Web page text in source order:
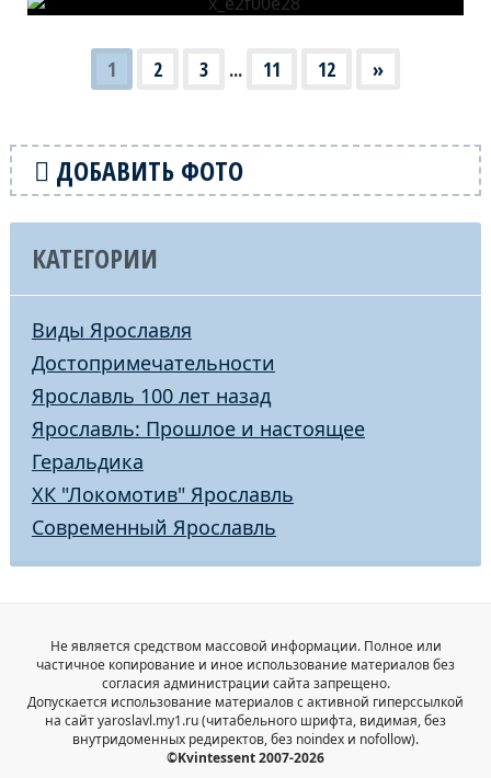
1 2 3 ... 11 12 »
ДОБАВИТЬ ФОТО
КАТЕГОРИИ
Виды Ярославля
Достопримечательности
Ярославль 100 лет назад
Ярославль: Прошлое и настоящее
Геральдика
ХК "Локомотив" Ярославль
Современный Ярославль
Не является средством массовой информации. Полное или
частичное копирование и иное использование материалов без
согласия администрации сайта запрещено.
Допускается использование материалов с активной гиперссылкой
на сайт yaroslavl.my1.ru (читабельного шрифта, видимая, без
внутридоменных редиректов, без noindex и nofollow).
©Kvintessent 2007-2026